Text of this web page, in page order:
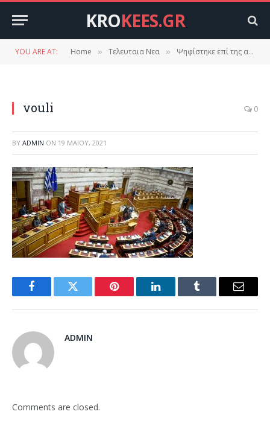
KROKEES.GR
YOU ARE AT: Home » Τελευταια Νεα » Ψηφίστηκε επί της αρχής το ν/σ για την ψήφο των ομογενών – Καταψήφισαν ΣΥΡΙΖΑ, ΚΚΕ, ΜέΡΑ5
vouli 0
BY ADMIN ON 19 ΜΑΪ́ΟΥ, 2021
FacebookTwitter Pinterest LinkedInTumblr Email
ADMIN
Comments are closed.